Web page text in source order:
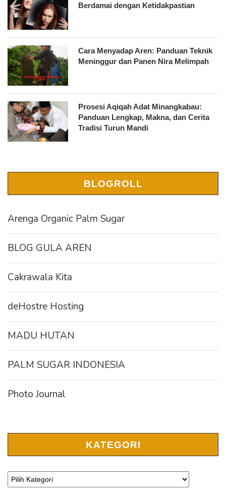
Berdamai dengan Ketidakpastian
Cara Menyadap Aren: Panduan Teknik
Meninggur dan Panen Nira Melimpah
Prosesi Aqiqah Adat Minangkabau:
Panduan Lengkap, Makna, dan Cerita
Tradisi Turun Mandi
BLOGROLL
Arenga Organic Palm Sugar
BLOG GULA AREN
Cakrawala Kita
deHostre Hosting
MADU HUTAN
PALM SUGAR INDONESIA
Photo Journal
KATEGORI